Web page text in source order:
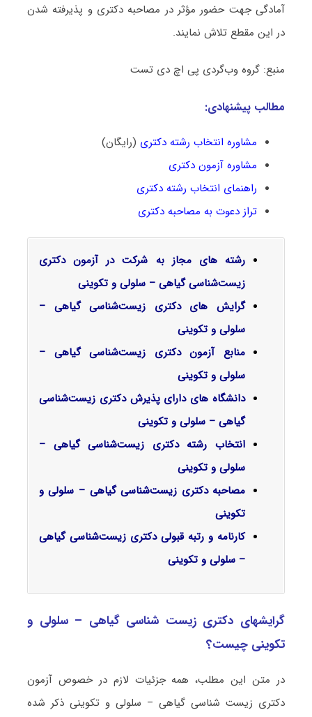
آمادگی جهت حضور مؤثر در مصاحبه دکتری و پذیرفته شدن
در این مقطع تلاش نمایند.
منبع: گروه وب‌گردی پی اچ دی تست
مطالب پیشنهادی:
مشاوره انتخاب رشته دکتری (رایگان)
مشاوره آزمون دکتری
راهنمای انتخاب رشته دکتری
تراز دعوت به مصاحبه دکتری
رشته های مجاز به شرکت در آزمون دکتری
زیست‌شناسی گیاهی – سلولی و تکوینی
گرایش‌ های دکتری زیست‌شناسی گیاهی –
سلولی و تکوینی
منابع آزمون دکتری زیست‌شناسی گیاهی –
سلولی و تکوینی
دانشگاه های دارای پذیرش دکتری زیست‌شناسی
گیاهی – سلولی و تکوینی
انتخاب رشته دکتری زیست‌شناسی گیاهی –
سلولی و تکوینی
مصاحبه دکتری زیست‌شناسی گیاهی – سلولی و
تکوینی
کارنامه و رتبه قبولی دکتری زیست‌شناسی گیاهی
– سلولی و تکوینی
گرایشهای دکتری زیست ‌شناسی گیاهی – سلولی و
تکوینی چیست؟
در متن این مطلب، همه جزئیات لازم در خصوص آزمون
دکتری زیست ‌شناسی گیاهی – سلولی و تکوینی ذکر شده